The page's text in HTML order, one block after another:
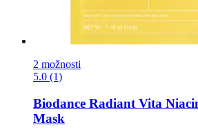
2 možnosti
5.0 (1)
Biodance Radiant Vita
Mask